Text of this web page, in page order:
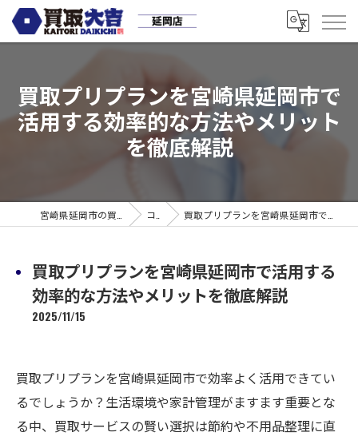
買取プリプランを宮崎県延岡市で
活用する効率的な方法やメリット
を徹底解説
コラム 買取プリプランを宮崎県延岡市で活用する効率的な方法やメリットを徹底解説
買取プリプランを宮崎県延岡市で活用する
効率的な方法やメリットを徹底解説
2025/11/15
買取プリプランを宮崎県延岡市で効率よく活用できてい
るでしょうか？生活環境や家計管理がますます重要とな
る中、買取サービスの賢い選択は節約や不用品整理に直